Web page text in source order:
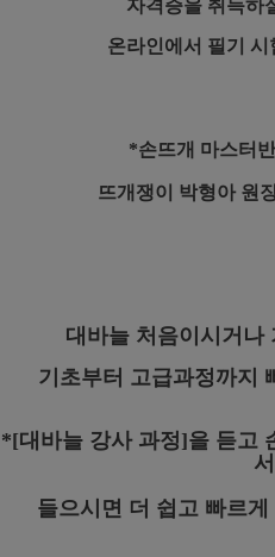
자격증을 취득하
온라인에서 필기
*손뜨개 마스터
뜨개쟁이 박형아 원
대바늘 처음이시거나
기초부터 고급과정까지
*[대바늘 강사 과정]을 듣고
서
들으시면 더 쉽고 빠르